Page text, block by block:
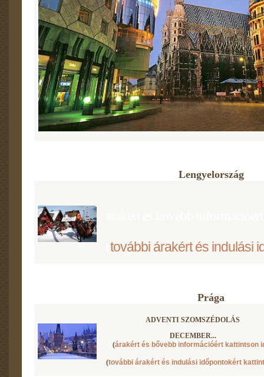
Lengyelország
további árakért és indulási
Prága
ADVENTI SZOMSZÉDOLÁS
DECEMBER...
(árakért és bővebb információért kattintson
(további árakért és indulási időpontokért